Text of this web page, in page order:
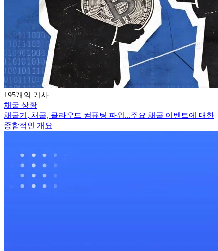
195개의 기사
채굴 상황
채굴기, 채굴, 클라우드 컴퓨팅 파워...주요 채굴 이벤트에 대한
종합적인 개요